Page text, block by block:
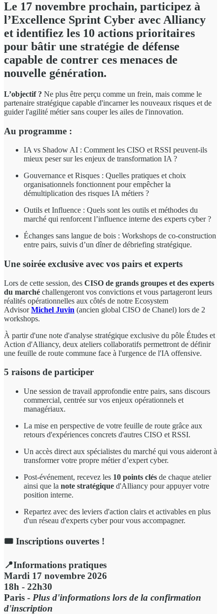
Le 17 novembre prochain, participez à
l’Excellence Sprint Cyber avec Alliancy
et identifiez les 10 actions prioritaires
pour bâtir une stratégie de défense
capable de contrer ces menaces de
nouvelle génération.
L’objectif ? Ne plus être perçu comme un frein, mais comme le
partenaire stratégique capable d'incarner les nouveaux risques et de
guider l'agilité métier sans couper les ailes de l'innovation.
Au programme :
IA vs Shadow AI : Comment les CISO et RSSI peuvent-ils
mieux peser sur les enjeux de transformation IA ?
Gouvernance et Risques : Quelles pratiques et choix
organisationnels fonctionnent pour empêcher la
démultiplication des risques IA métiers ?
Outils et Influence : Quels sont les outils et méthodes du
marché qui renforcent l’influence interne des experts cyber ?
Échanges sans langue de bois : Workshops de co-construction
entre pairs, suivis d’un dîner de débriefing stratégique.
Une soirée exclusive avec vos pairs et experts
Lors de cette session, des CISO de grands groupes et des experts
du marché challengeront vos convictions et vous partageront leurs
réalités opérationnelles aux côtés de notre Ecosystem
AdvisorMichel Juvin (ancien global CISO de Chanel) lors de 2
workshops.
À partir d'une note d'analyse stratégique exclusive du pôle Études et
Action d'Alliancy, deux ateliers collaboratifs permettront de définir
une feuille de route commune face à l'urgence de l'IA offensive.
5 raisons de participer
Une session de travail approfondie entre pairs, sans discours
commercial, centrée sur vos enjeux opérationnels et
managériaux.
La mise en perspective de votre feuille de route grâce aux
retours d'expériences concrets d'autres CISO et RSSI.
Un accès direct aux spécialistes du marché qui vous aideront à
transformer votre propre métier d’expert cyber.
Post-événement, recevez les 10 points clés de chaque atelier
ainsi que la note stratégique d'Alliancy pour appuyer votre
position interne.
Repartez avec des leviers d'action clairs et activables en plus
d'un réseau d'experts cyber pour vous accompagner.
🎟️ Inscriptions ouvertes !
📍Informations pratiques
Mardi 17 novembre 2026
18h - 22h30
Paris - Plus d'informations lors de la confirmation
d'inscription